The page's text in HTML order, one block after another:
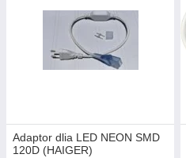
Adaptor dlia LED NEON SMD
120D (HAIGER)